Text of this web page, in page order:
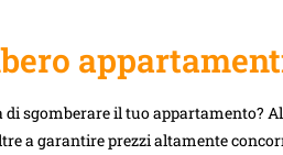
di sgomberare il tuo
a garantire prezzi altamente